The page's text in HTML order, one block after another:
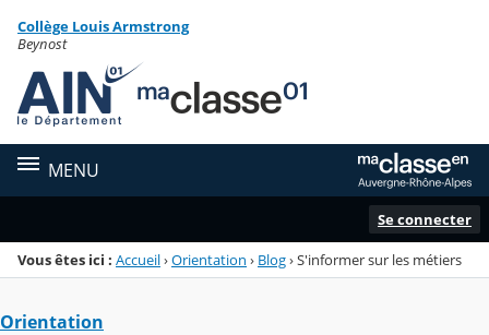
Menu de la rubrique
Contenu
Collège Louis Armstrong
Beynost
MENU
Se connecter
Vous êtes ici : Accueil›Orientation › Blog›S'informer sur les métiers
Orientation